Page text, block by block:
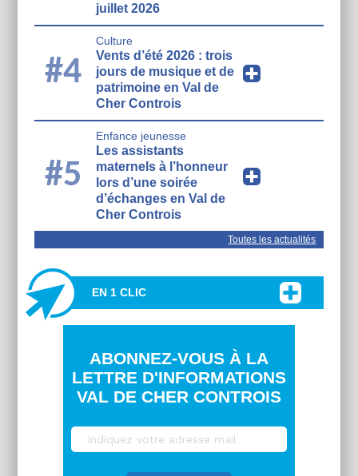
juillet 2026
#4
Culture
Vents d’été 2026 : trois
jours de musique et de
patrimoine en Val de
Cher Controis
#5
Enfance jeunesse
Les assistants
maternels à l’honneur
lors d’une soirée
d’échanges en Val de
Cher Controis
Toutes les actualités
EN 1 CLIC
ABONNEZ-VOUS À LA
LETTRE D'INFORMATIONS
VAL DE CHER CONTROIS